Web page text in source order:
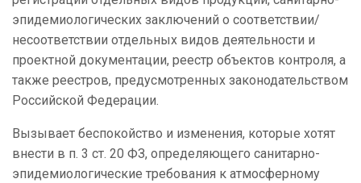
эпидемиологических заключений о соответствии/
несоответствии отдельных видов деятельности и
проектной документации, реестр объектов контроля, а
также реестров, предусмотренных законодательством
Российской Федерации.
Вызывает беспокойство и изменения, которые хотят
внести в п. 3 ст. 20 ФЗ, определяющего санитарно-
эпидемиологические требования к атмосферному